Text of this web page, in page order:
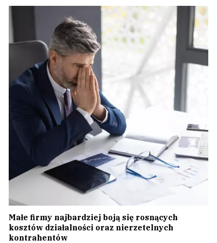
Małe firmy najbardziej boją się rosnących
kosztów działalności oraz nierzetelnych
kontrahentów